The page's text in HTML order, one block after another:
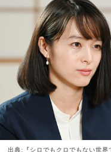
出典:『シロでもクロでもない世